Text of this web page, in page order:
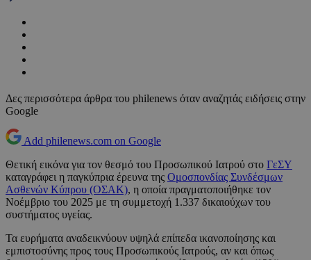
Δες περισσότερα άρθρα του philenews όταν αναζητάς ειδήσεις στην
Google
Add philenews.com on Google
Θετική εικόνα για τον θεσμό του Προσωπικού Ιατρού στο ΓεΣΥ
καταγράφει η παγκύπρια έρευνα της Ομοσπονδίας Συνδέσμων
Ασθενών Κύπρου (ΟΣΑΚ), η οποία πραγματοποιήθηκε τον
Νοέμβριο του 2025 με τη συμμετοχή 1.337 δικαιούχων του
συστήματος υγείας.
Τα ευρήματα αναδεικνύουν υψηλά επίπεδα ικανοποίησης και
εμπιστοσύνης προς τους Προσωπικούς Ιατρούς, αν και όπως